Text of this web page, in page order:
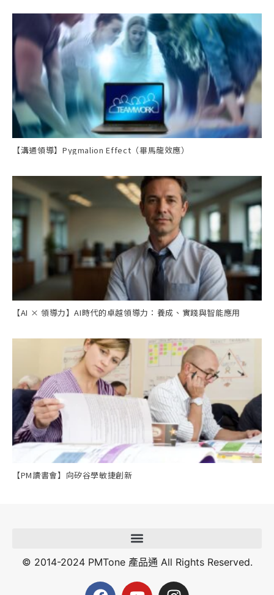
【溝通領導】Pygmalion Effect（畢馬龍效應）
【AI × 領導力】AI時代的卓越領導力：養成、實踐與智能應用
【PM讀書會】向矽谷學敏捷創新
© 2014-2024 PMTone 產品通 All Rights Reserved.